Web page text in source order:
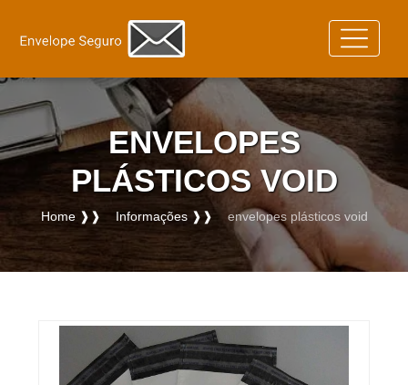
ENVELOPES
PLÁSTICOS VOID
Home ❱❱ Informações ❱❱ envelopes plásticos void